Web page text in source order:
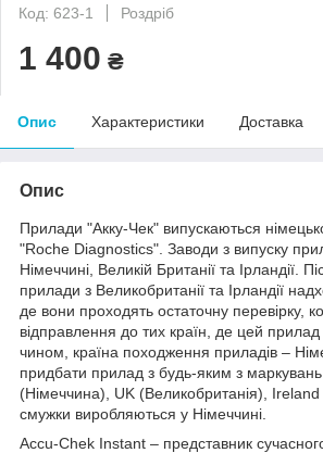
Код: 623-1
Роздріб
1 400 ₴
Опис Характеристики Доставка
Опис
Прилади "Акку-Чек" випускаються
"Roche Diagnostics". Заводи з випуску
Німеччині, Великій Британії та Ірландії.
прилади з Великобританії та Ірландії
де вони проходять остаточну перевірку,
відправлення до тих країн, де цей
чином, країна походження приладів –
придбати прилад з будь-яким з
(Німеччина), UK (Великобританія), Ireland
смужки виробляються у Німеччині.
Accu-Chek Instant – представник